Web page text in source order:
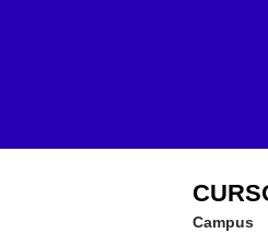
Campus